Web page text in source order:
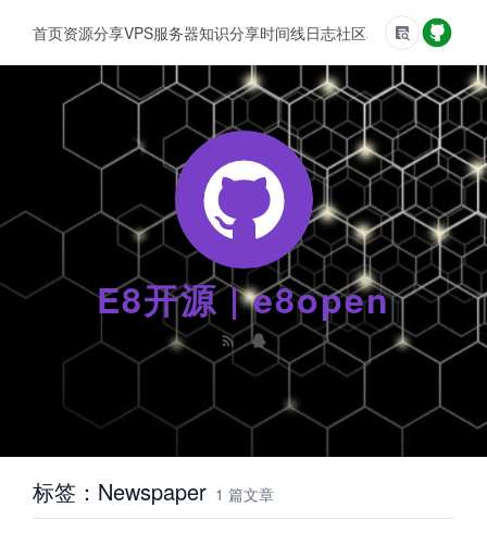
E8开源 | e8open
首页资源分享VPS服务器知识分享时间线日志社区友情链接
标签：Newspaper 1 篇文章